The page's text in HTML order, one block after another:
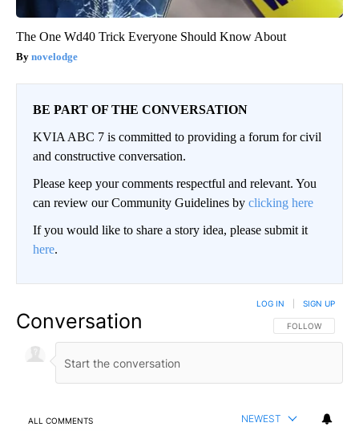
The One Wd40 Trick Everyone Should Know About
novelodge
BE PART OF THE CONVERSATION
KVIA ABC 7 is committed to providing a forum for civil
and constructive conversation.
Please keep your comments respectful and relevant. You
can review our Community Guidelines by clicking here
If you would like to share a story idea, please submit it
here.
Conversation FOLLOW THIS
FOLLOW
LOG IN SIGN UP
ALL COMMENTS NEWEST